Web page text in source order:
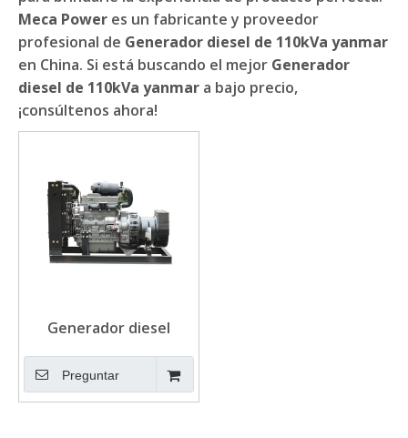
Meca Power es un fabricante y proveedor
profesional de Generador diesel de 110kVa yanmar
en China. Si está buscando el mejor Generador
diesel de 110kVa yanmar a bajo precio,
¡consúltenos ahora!
Generador diesel
Yanmar de tamaño
pequeño de 15KVA para
Villa
Preguntar